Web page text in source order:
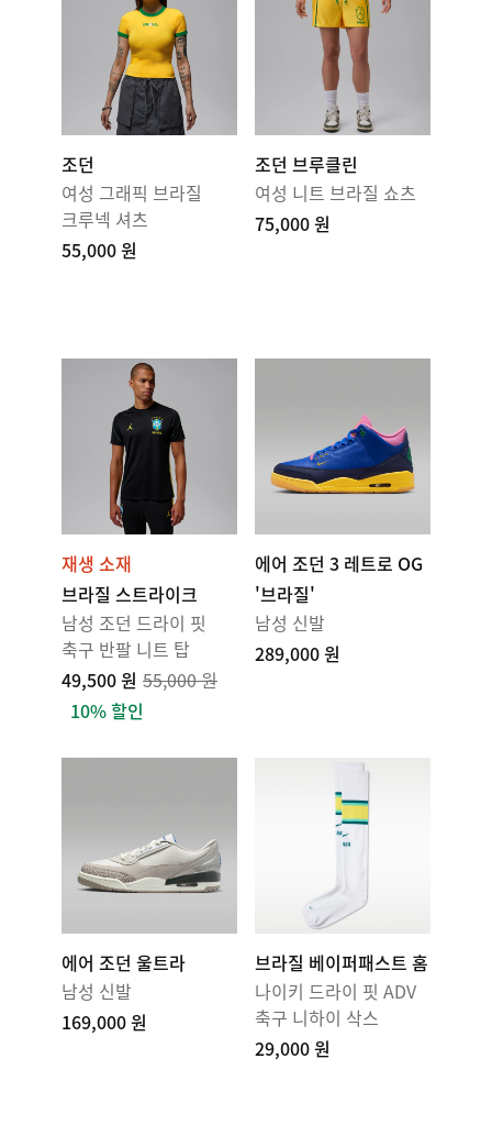
조던
여성 그래픽 브라질
크루넥 셔츠
55,000 원
조던 브루클린
여성 니트 브라질 쇼츠
75,000 원
재생 소재
브라질 스트라이크
남성 조던 드라이 핏
축구 반팔 니트 탑
49,500 원 55,000 원
10% 할인
에어 조던 3 레트로 OG
'브라질'
남성 신발
289,000 원
에어 조던 울트라
남성 신발
169,000 원
브라질 베이퍼패스트 홈
나이키 드라이 핏 ADV
축구 니하이 삭스
29,000 원